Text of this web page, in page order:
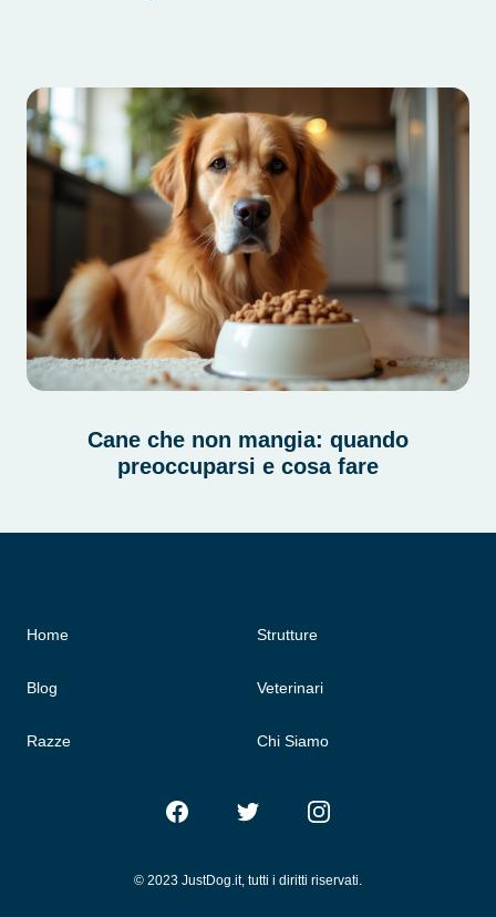
Cane che non mangia: quando
preoccuparsi e cosa fare
Home
Blog
Razze
Strutture
Veterinari
Chi Siamo
FacebookTwitter Instagram
© 2023 JustDog.it, tutti i diritti riservati.